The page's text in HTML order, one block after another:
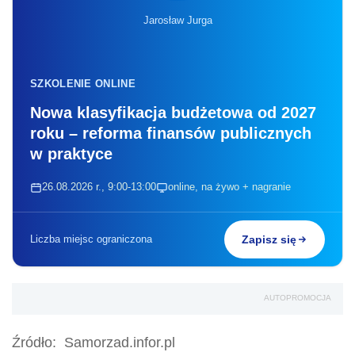
Jarosław Jurga
SZKOLENIE ONLINE
Nowa klasyfikacja budżetowa od 2027
roku – reforma finansów publicznych
w praktyce
26.08.2026 r., 9:00-13:00 online, na żywo + nagranie
Liczba miejsc ograniczona Zapisz się
AUTOPROMOCJA
Źródło: Samorzad.infor.pl